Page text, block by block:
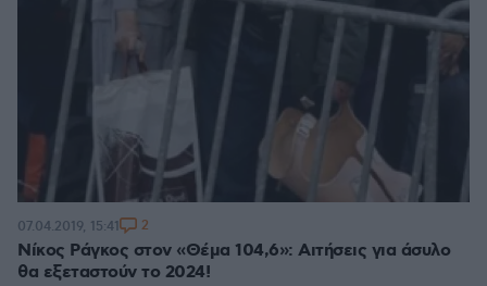
Νίκος Ράγκος στον «Θέμα 104,6»: Αιτήσεις για άσυλο
θα εξεταστούν το 2024!
07.04.2019, 15:41 2